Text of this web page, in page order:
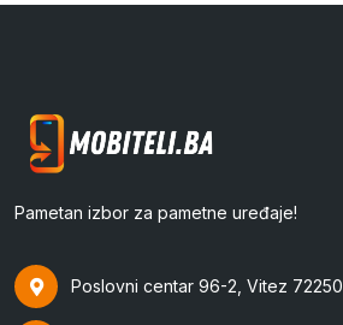
Pametan izbor za pametne uređaje!
Poslovni centar 96-2, Vitez 72250